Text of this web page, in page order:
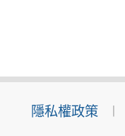
隱私權政策